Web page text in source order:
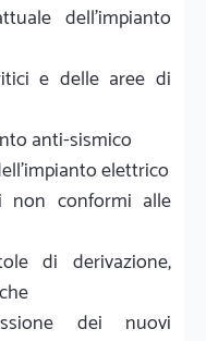
dell'impianto
e delle aree di
anti-sismico
elettrico
non conformi alle
di derivazione,
dei nuovi